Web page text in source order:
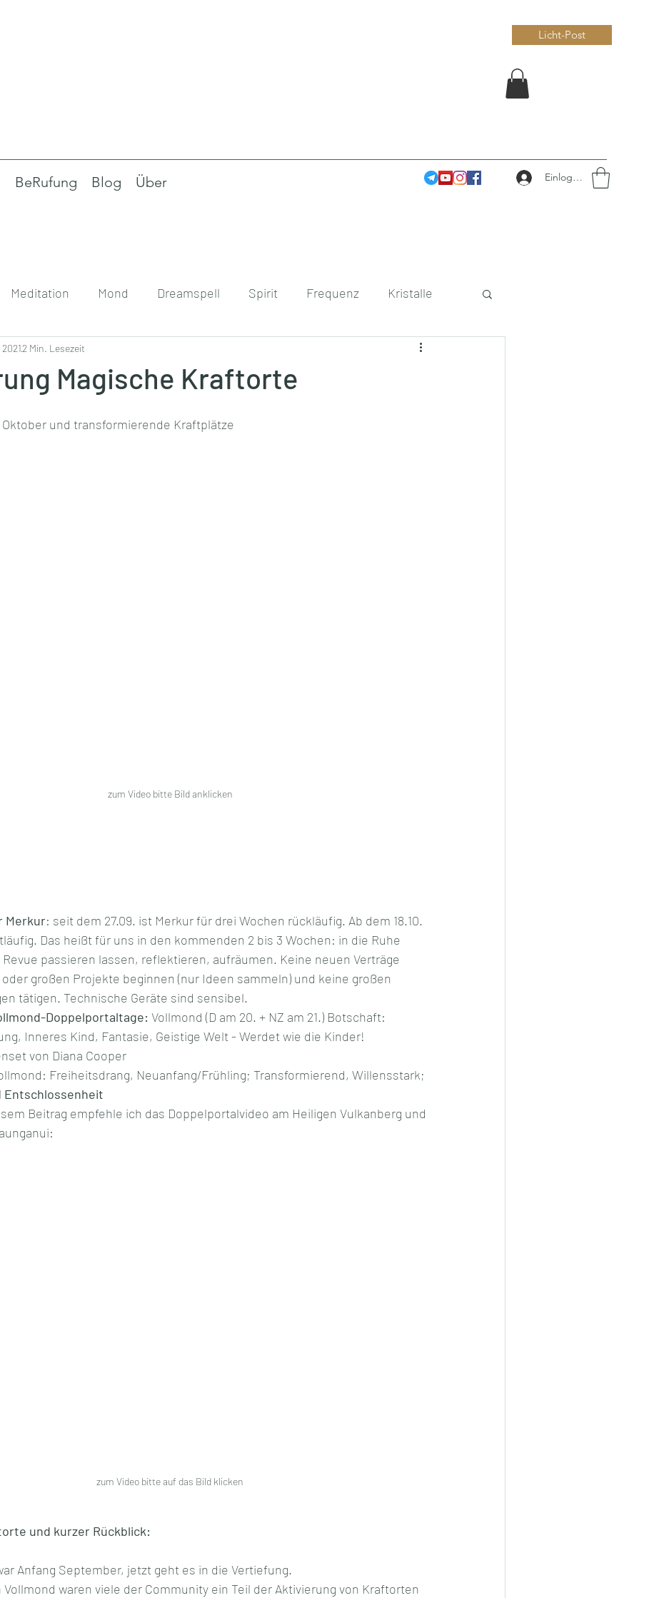
Licht-Post
BeRufung Blog Über Einloggen
Meditation Mond Dreamspell Spirit Frequenz Kristalle
Magische Kraftorte
2 Min. Lesezeit
und transformierende Kraftplätze
zum Video bitte Bild anklicken
Merkur: seit dem 27.09. ist Merkur für drei Wochen rückläufig. Ab dem 18.10.
Das heißt für uns in den kommenden 2 bis 3 Wochen: in die Ruhe
passieren lassen, reflektieren, aufräumen. Keine neuen Verträge
großen Projekte beginnen (nur Ideen sammeln) und keine großen
tätigen. Technische Geräte sind sensibel.
Doppelportaltage: Vollmond (D am 20. + NZ am 21.) Botschaft:
Inneres Kind, Fantasie, Geistige Welt - Werdet wie die Kinder!
von Diana Cooper
Freiheitsdrang, Neuanfang/Frühling; Transformierend, Willensstark;
Entschlossenheit
Beitrag empfehle ich das Doppelportalvideo am Heiligen Vulkanberg und
zum Video bitte auf das Bild klicken
und kurzer Rückblick:
Anfang September, jetzt geht es in die Vertiefung.
waren viele der Community ein Teil der Aktivierung von Kraftorten